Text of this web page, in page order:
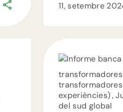
11, setembre
experiències) ,
del sud global